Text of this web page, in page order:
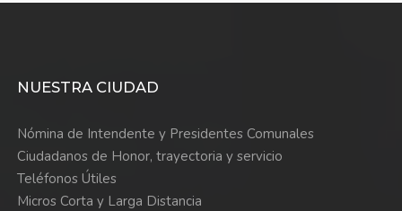
NUESTRA CIUDAD
Nómina de Intendente y Presidentes Comunales
Ciudadanos de Honor, trayectoria y servicio
Teléfonos Útiles
Micros Corta y Larga Distancia